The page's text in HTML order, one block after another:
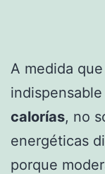
A medida
indispensable
calorías, no
energéticas
porque